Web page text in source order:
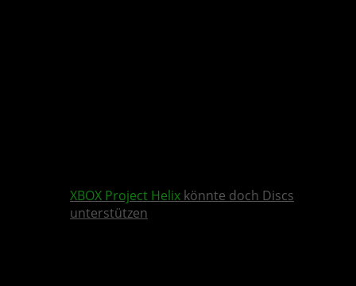
XBOX Project Helix könnte doch Discs
unterstützen